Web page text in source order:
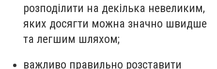
розподілити на декілька невеликим,
яких досягти можна значно швидше
та легшим шляхом;
важливо правильно розставити